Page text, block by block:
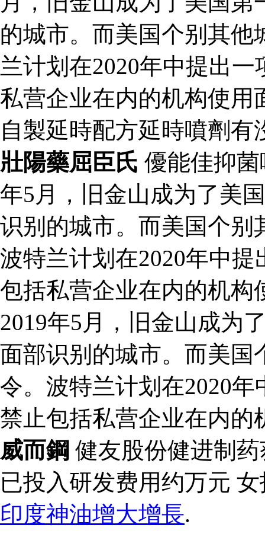
的城市。而美国个别其
兰计划在2020年中提出
私营企业在内的机构使
自製延時配方延時噴劑
壯陽藥屈臣氏 優能佳抑
年5月，旧金山成为了美
识别的城市。而美国个别
波特兰计划在2020年中
包括私营企业在内的机
2019年5月，旧金山成为
面部识别的城市。而美国
令。波特兰计划在2020
禁止包括私营企业在内
威而鋼 健友股份健进制
已投入研发费用约万元
印度神油增大增長.